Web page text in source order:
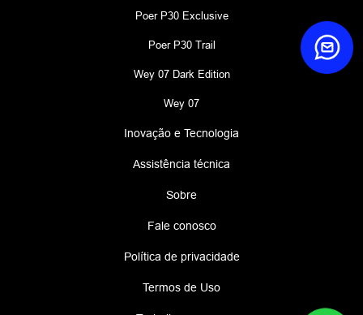
Poer P30 Exclusive
Poer P30 Trail
Wey 07 Dark Edition
Wey 07
Inovação e Tecnologia
Assistência técnica
Sobre
Fale conosco
Política de privacidade
Termos de Uso